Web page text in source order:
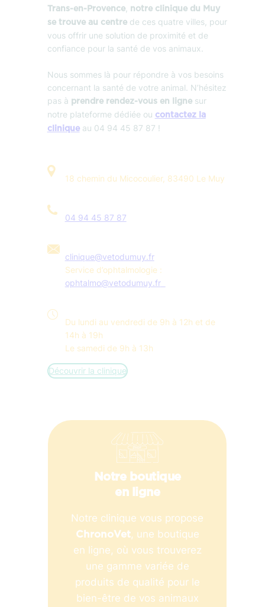
Trans-en-Provence,
notre clinique du Muy
se trouve au centrede ces quatre villes, pour
vous offrir une solution de proximité et de
confiance pour la santé de vos animaux.
Nous sommes là pour répondre à vos besoins
concernant la santé de votre animal. N’hésitez
pas à prendre rendez-vous en lignesur
notre plateforme dédiée ou contactez la
cliniqueau 04 94 45 87 87 !
18 chemin du Micocoulier, 83490 Le Muy
04 94 45 87 87
clinique@vetodumuy.fr
Service d’ophtalmologie :
ophtalmo@vetodumuy.fr
Du lundi au vendredi de 9h à 12h et de
14h à 19h
Le samedi de 9h à 13h
Découvrir la clinique
Notre boutique
en ligne
Notre clinique vous propose
ChronoVet, une boutique
en ligne, où vous trouverez
une gamme variée de
produits de qualité pour le
bien-être de vos animaux